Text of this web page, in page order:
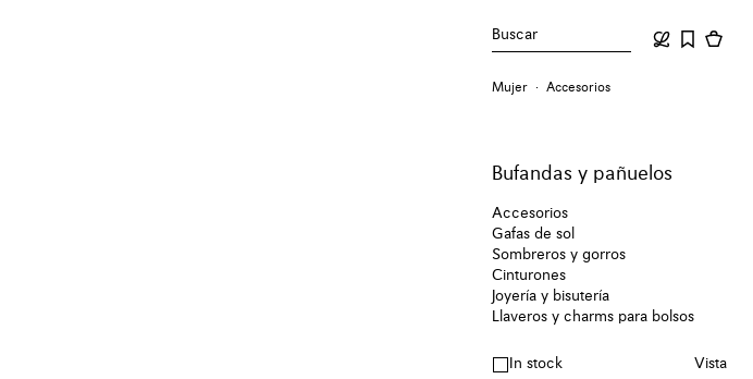
Buscar
Mujer Accesorios
Bufandas y pañuelos
Accesorios
Gafas de sol
Sombreros y gorros
Cinturones
Joyería y bisutería
Llaveros y charms para bolsos
In stock Vista